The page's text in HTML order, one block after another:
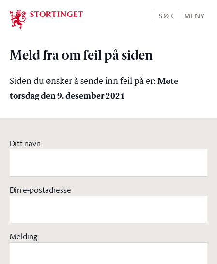
Stortinget.no
SØK MENY
Meld fra om feil på siden
Siden du ønsker å sende inn feil på er: Møte
torsdag den 9. desember 2021
Ditt navn
Din e-postadresse
Melding